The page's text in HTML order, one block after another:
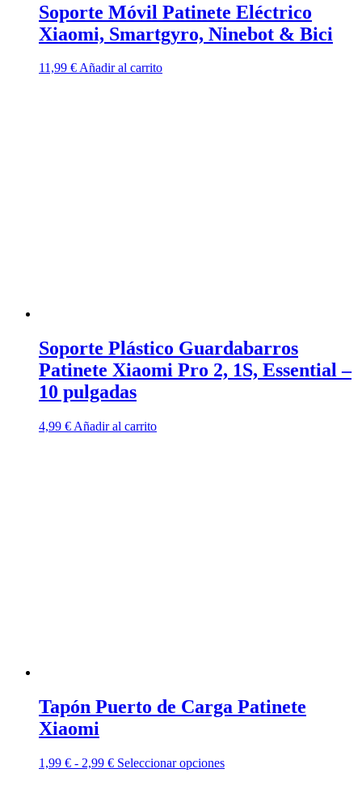
Soporte Móvil Patinete Eléctrico
Xiaomi, Smartgyro, Ninebot & Bici
11,99 €Añadir al carrito
Soporte Plástico Guardabarros
Patinete Xiaomi Pro 2, 1S, Essential –
10 pulgadas
4,99 € Añadir al carrito
Tapón Puerto de Carga Patinete
Xiaomi
1,99 € - 2,99 €Rango
Seleccionar opcionesEste